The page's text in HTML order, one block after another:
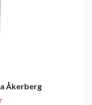
Åkerberg